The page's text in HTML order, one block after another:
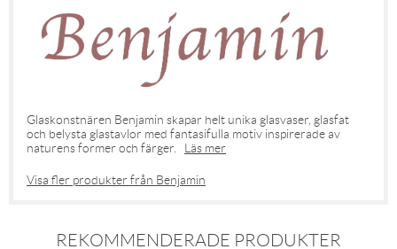
Glaskonstnären Benjamin skapar helt unika glasvaser, glasfat
och belysta glastavlor med fantasifulla motiv inspirerade av
naturens former och färger. Läs mer
Visa fler produkter från Benjamin
REKOMMENDERADE PRODUKTER